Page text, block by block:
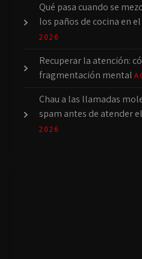
Qué pasa cuando se
los paños de cocina en
2026
Recuperar la atención:
fragmentación mental
Chau a las llamadas
spam antes de atender
2026